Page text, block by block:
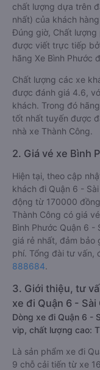
chất lượng dựa trên
nhất) của khách
Đúng giờ, Chất lượng
được viết trực tiếp
hãng Xe Bình Phước
Chất lượng các xe
được đánh giá 4.6,
khách. Trong đó
tốt nhất tuyến được
nhà xe Thành Công.
2. Giá vé xe Bình
Hiện tại, theo cập
khách đi Quận 6 -
động từ 170000
Thành Công có giá
Bình Phước Quận 6 -
giá rẻ nhất, đảm bảo
phí. Tổng đài tư vấn,
888684.
3. Giới thiệu, tư
xe đi Quận 6 -
Dòng xe đi Quận 6 -
vip, chất lượng cao:
Là sản phẩm xe đi
9 chỗ cải tiến từ xe